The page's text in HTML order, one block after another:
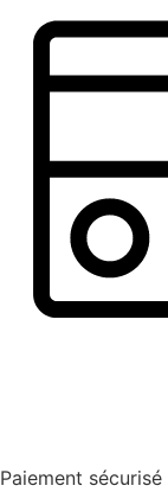
Paiement sécurisé